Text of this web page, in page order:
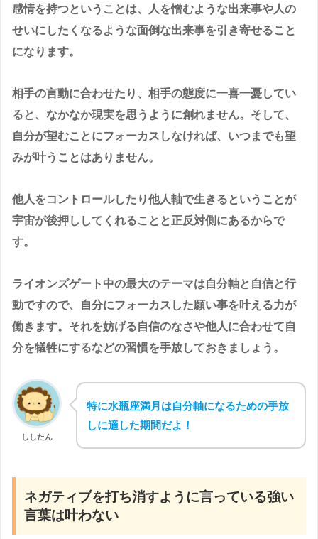
感情を持つということは、人を憎むような出来事や人の
せいにしたくなるような面倒な出来事を引き寄せること
になります。
相手の言動に合わせたり、相手の態度に一喜一憂してい
ると、なかなか現実を思うように創れません。そして、
自分が望むことにフォーカスしなければ、いつまでも望
みが叶うことはありません。
他人をコントロールしたり他人軸で生きるということが
宇宙が後押ししてくれることと正反対側にあるからで
す。
ライオンズゲート中の最大のテーマは自分軸と自信と行
動ですので、自分にフォーカスした願い事を叶える力が
働きます。それを妨げる自信のなさや他人に合わせて自
分を犠牲にするなどの習慣を手放しておきましょう。
ししたん
特に水瓶座満月は自分軸になるための手放
しに適した期間だよ！
ネガティブを打ち消すように言っている強い
言葉は叶わない